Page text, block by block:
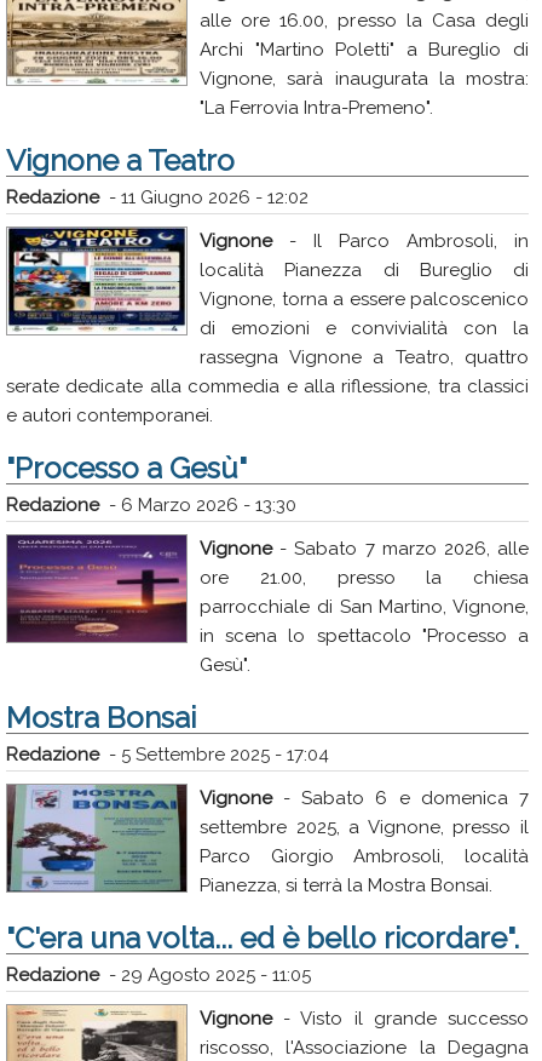
alle ore 16.00, presso la Casa degli
Archi "Martino Poletti" a Bureglio di
Vignone, sarà inaugurata la mostra:
"La Ferrovia Intra-Premeno".
Vignone a Teatro
Redazione- 11 Giugno 2026 - 12:02
Vignone- Il Parco Ambrosoli, in
località Pianezza di Bureglio di
Vignone, torna a essere palcoscenico
di emozioni e convivialità con la
rassegna Vignone a Teatro, quattro
serate dedicate alla commedia e alla riflessione, tra classici
e autori contemporanei.
"Processo a Gesù"
Redazione- 6 Marzo 2026 - 13:30
Vignone- Sabato 7 marzo 2026, alle
ore 21.00, presso la chiesa
parrocchiale di San Martino, Vignone,
in scena lo spettacolo "Processo a
Gesù".
Mostra Bonsai
Redazione- 5 Settembre 2025 - 17:04
Vignone- Sabato 6 e domenica 7
settembre 2025, a Vignone, presso il
Parco Giorgio Ambrosoli, località
Pianezza, si terrà la Mostra Bonsai.
"C'era una volta... ed è bello ricordare".
Redazione- 29 Agosto 2025 - 11:05
Vignone- Visto il grande successo
riscosso, l'Associazione la Degagna